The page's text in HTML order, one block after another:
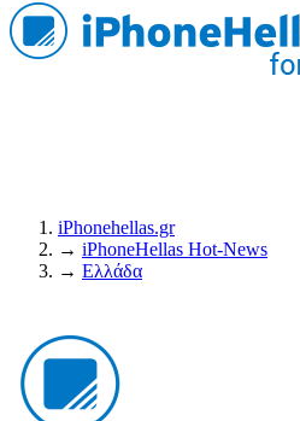
iPhonehellas.gr
→ iPhoneHellas Ηot-News
→ Ελλάδα